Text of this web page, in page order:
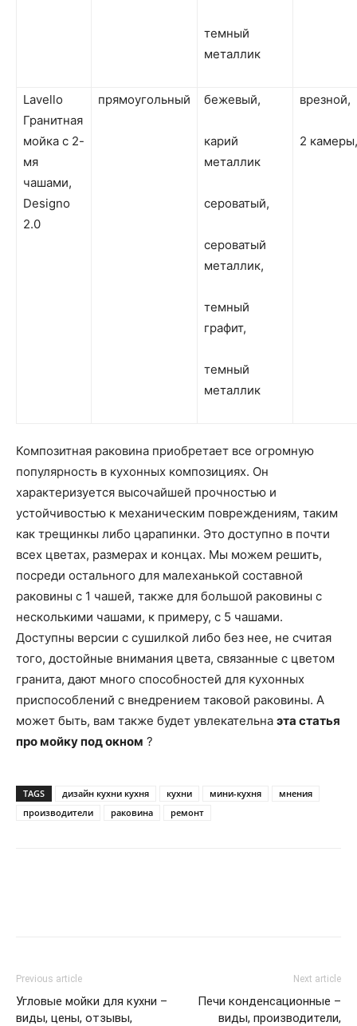
темный
металлик
Lavello
Гранитная
мойка с 2-
мя
чашами,
Designo
2.0
прямоугольный бежевый,
карий
металлик
сероватый,
сероватый
металлик,
темный
графит,
темный
металлик
врезной,
2 камеры,
Композитная раковина приобретает все огромную
популярность в кухонных композициях. Он
характеризуется высочайшей прочностью и
устойчивостью к механическим повреждениям, таким
как трещинкы либо царапинки. Это доступно в почти
всех цветах, размерах и концах. Мы можем решить,
посреди остального для малеханькой составной
раковины с 1 чашей, также для большой раковины с
несколькими чашами, к примеру, с 5 чашами.
Доступны версии с сушилкой либо без нее, не считая
того, достойные внимания цвета, связанные с цветом
гранита, дают много способностей для кухонных
приспособлений с внедрением таковой раковины. А
может быть, вам также будет увлекательна эта статья
про мойку под окном ?
TAGS дизайн кухни кухня кухни мини-кухня
мнения
производители
раковина ремонт
Previous article
Угловые мойки для кухни –
виды, цены, отзывы,
Next article
Печи конденсационные –
виды, производители,